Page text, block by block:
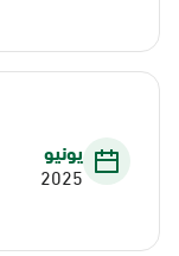
يونيو
2025